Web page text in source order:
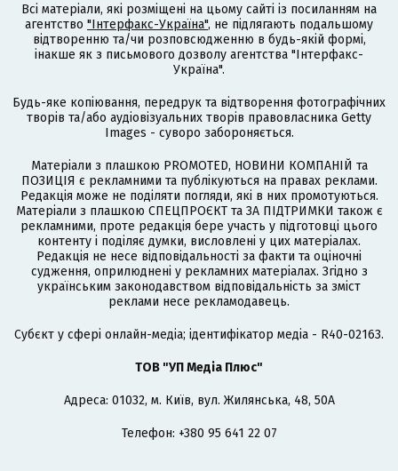
Всі матеріали, які розміщені на цьому сайті із посиланням на
агентство "Інтерфакс-Україна", не підлягають подальшому
відтворенню та/чи розповсюдженню в будь-якій формі,
інакше як з письмового дозволу агентства "Інтерфакс-
Україна".
Будь-яке копіювання, передрук та відтворення фотографічних
творів та/або аудіовізуальних творів правовласника Getty
Images - суворо забороняється.
Матеріали з плашкою PROMOTED, НОВИНИ КОМПАНІЙ та
ПОЗИЦІЯ є рекламними та публікуються на правах реклами.
Редакція може не поділяти погляди, які в них промотуються.
Матеріали з плашкою СПЕЦПРОЄКТ та ЗА ПІДТРИМКИ також є
рекламними, проте редакція бере участь у підготовці цього
контенту і поділяє думки, висловлені у цих матеріалах.
Редакція не несе відповідальності за факти та оціночні
судження, оприлюднені у рекламних матеріалах. Згідно з
українським законодавством відповідальність за зміст
реклами несе рекламодавець.
Cубєкт у сфері онлайн-медіа; ідентифікатор медіа - R40-02163.
ТОВ "УП Медіа Плюс"
Адреса: 01032, м. Київ, вул. Жилянська, 48, 50А
Телефон: +380 95 641 22 07